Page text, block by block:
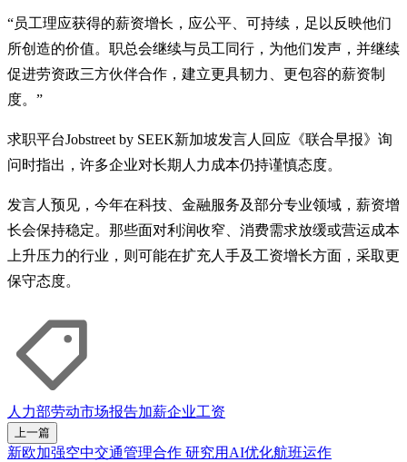
“员工理应获得的薪资增长，应公平、可持续，足以反映他们
所创造的价值。职总会继续与员工同行，为他们发声，并继续
促进劳资政三方伙伴合作，建立更具韧力、更包容的薪资制
度。”
求职平台Jobstreet by SEEK新加坡发言人回应《联合早报》询
问时指出，许多企业对长期人力成本仍持谨慎态度。
发言人预见，今年在科技、金融服务及部分专业领域，薪资增
长会保持稳定。那些面对利润收窄、消费需求放缓或营运成本
上升压力的行业，则可能在扩充人手及工资增长方面，采取更
保守态度。
人力部劳动市场报告加薪企业工资
上一篇
新欧加强空中交通管理合作 研究用AI优化航班运作